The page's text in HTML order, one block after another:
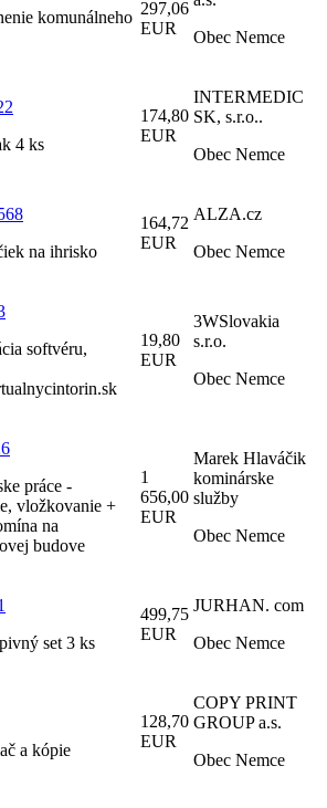
komunálneho 297,06
EUR
Obec Nemce
4 ks
174,80
EUR
INTERMEDIC
SK, s.r.o..
Obec Nemce
na ihrisko
164,72
EUR
ALZA.cz
Obec Nemce
softvéru,
19,80
EUR
3WSlovakia
s.r.o.
Obec Nemce
práce -
vložkovanie +
na
budove
1
656,00
EUR
Marek Hlaváčik
kominárske
služby
Obec Nemce
set 3 ks
499,75
EUR
JURHAN. com
Obec Nemce
a kópie
128,70
EUR
COPY PRINT
GROUP a.s.
Obec Nemce